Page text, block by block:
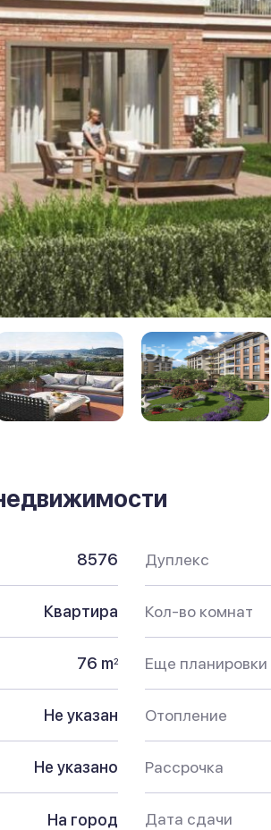
8576
Квартира
76 m2
Не указан
Не указано
На город
Дуплекс
Кол-во комнат
Еще планировки
Отопление
Рассрочка
Дата сдачи